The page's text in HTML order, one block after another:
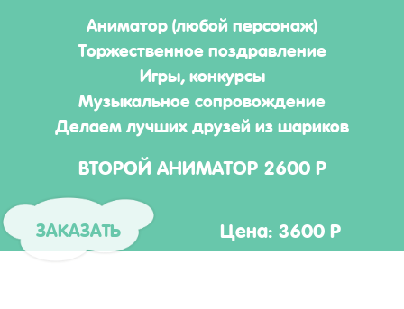
Аниматор (любой персонаж)
Торжественное поздравление
Игры, конкурсы
Музыкальное сопровождение
Делаем лучших друзей из шариков
ВТОРОЙ АНИМАТОР 2600 Р
ЗАКАЗАТЬ Цена: 3600 Р